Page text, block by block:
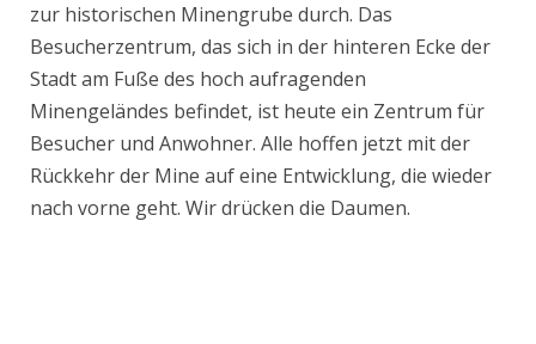
zur historischen Minengrube durch. Das
Besucherzentrum, das sich in der hinteren Ecke der
Stadt am Fuße des hoch aufragenden
Minengeländes befindet, ist heute ein Zentrum für
Besucher und Anwohner. Alle hoffen jetzt mit der
Rückkehr der Mine auf eine Entwicklung, die wieder
nach vorne geht. Wir drücken die Daumen.